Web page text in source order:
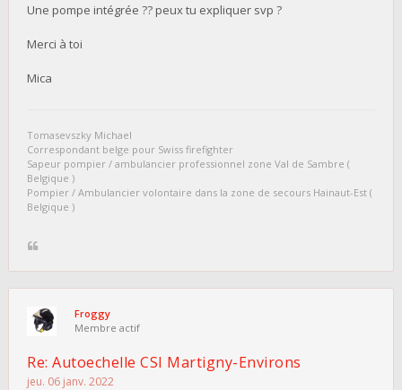
Une pompe intégrée ?? peux tu expliquer svp ?
Merci à toi
Mica
Tomasevszky Michael
Correspondant belge pour Swiss firefighter
Sapeur pompier / ambulancier professionnel zone Val de Sambre (
Belgique )
Pompier / Ambulancier volontaire dans la zone de secours Hainaut-Est (
Belgique )
Froggy
Membre actif
Re: Autoechelle CSI Martigny-Environs
jeu. 06 janv. 2022